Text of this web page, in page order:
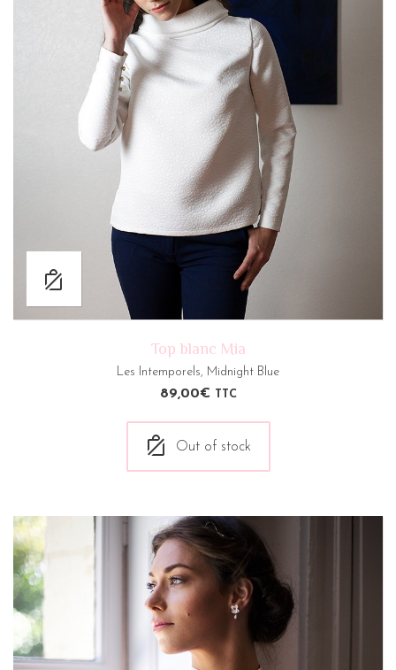
Top blanc Mia
Les Intemporels, Midnight Blue
89,00€ TTC
Out of stock